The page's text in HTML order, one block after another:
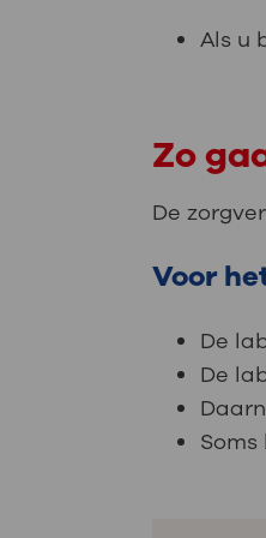
Als u
Zo
De
Voor
De
De